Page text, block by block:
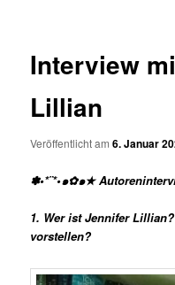
Interview
Lillian
Veröffentlicht am6. Januar
✽•*¨*•๑✿๑★
1. Wer ist Jennifer Lillian
vorstellen?